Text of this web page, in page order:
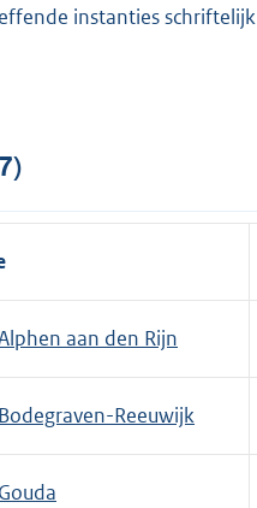
instanties
aan den Rijn
Reeuwijk